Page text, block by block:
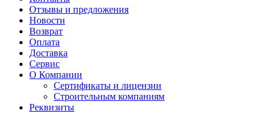
Отзывы и предложения
Новости
Возврат
Оплата
Доставка
Сервис
О Компании
Сертификаты и лицензии
Строительным компаниям
Реквизиты